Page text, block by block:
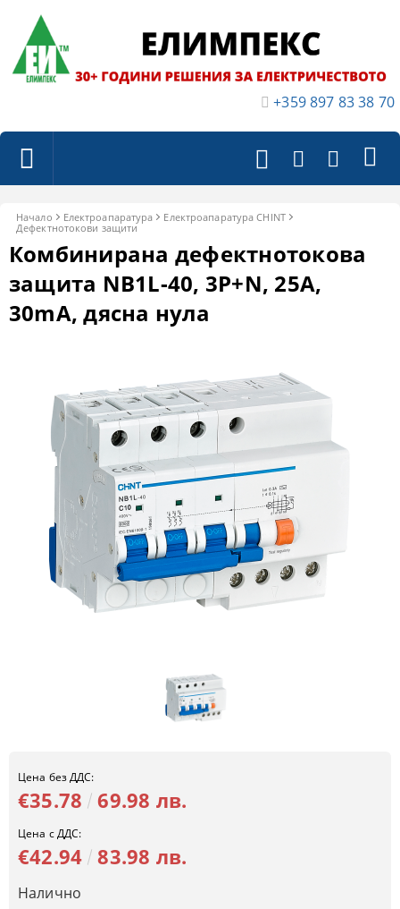
+359 897 83 38 70
Начало Електроапаратура
Eлектроапаратура CHINT
Дефектнотокови защити
Комбинирана дефектнотокова
защита NB1L-40, 3P+N, 25A,
30mA, дясна нула
Цена без ДДС:
€35.78 69.98 лв.
Цена с ДДС:
€42.94 83.98 лв.
Налично